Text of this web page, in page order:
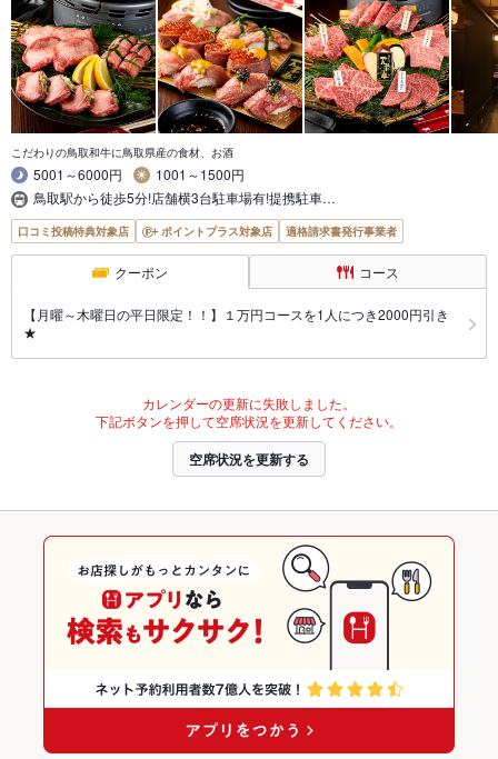
こだわりの鳥取和牛に鳥取県産の食材、お酒
5001～6000円
1001～1500円
鳥取駅から徒歩5分!店舗横3台駐車場有!提携駐車…
口コミ投稿特典対象店 ポイントプラス対象店 適格請求書発行事業者
クーポン コース
【月曜～木曜日の平日限定！！】１万円コースを1人につき2000円引き
★
カレンダーの更新に失敗しました。
下記ボタンを押して空席状況を更新してください。
空席状況を更新する